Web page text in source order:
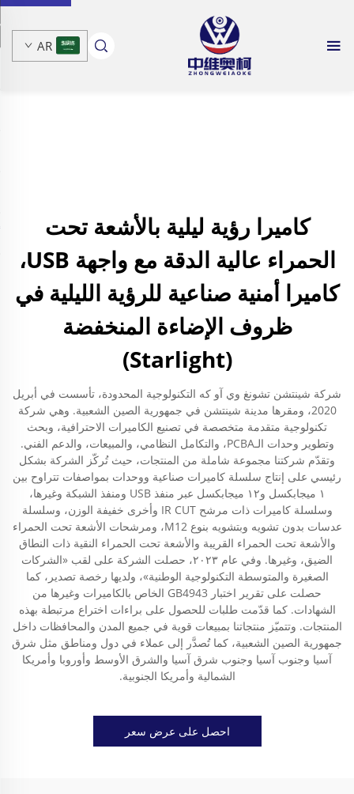
AR
كاميرا رؤية ليلية بالأشعة تحت
الحمراء عالية الدقة مع واجهة USB،
كاميرا أمنية صناعية للرؤية الليلية في
ظروف الإضاءة المنخفضة
(Starlight)
شركة شينتشن تشونغ وي آو كه التكنولوجية المحدودة، تأسست في أبريل
2020، ومقرها مدينة شينتشن في جمهورية الصين الشعبية. وهي شركة
تكنولوجية متقدمة متخصصة في تصنيع الكاميرات الاحترافية، وبحث
وتطوير وحدات الـPCBA، والتكامل النظامي، والمبيعات، والدعم الفني.
وتقدّم شركتنا مجموعة شاملة من المنتجات، حيث تُركّز الشركة بشكل
رئيسي على إنتاج سلسلة كاميرات صناعية ووحدات بمواصفات تتراوح بين
١ ميجابكسل و١٢ ميجابكسل عبر منفذ USB ومنفذ الشبكة وغيرها،
وسلسلة كاميرات ذات مرشح IR CUT وأخرى خفيفة الوزن، وسلسلة
عدسات بدون تشويه وبتشويه بنوع M12، ومرشحات الأشعة تحت الحمراء
والأشعة تحت الحمراء القريبة والأشعة تحت الحمراء النقية ذات النطاق
الضيق، وغيرها. وفي عام ٢٠٢٣، حصلت الشركة على لقب «الشركات
الصغيرة والمتوسطة التكنولوجية الوطنية»، ولديها رخصة تصدير، كما
حصلت على تقرير اختبار GB4943 الخاص بالكاميرات وغيرها من
الشهادات. كما قدّمت طلبات للحصول على براءات اختراع مرتبطة بهذه
المنتجات. وتتميّز منتجاتنا بمبيعات قوية في جميع المدن والمحافظات داخل
جمهورية الصين الشعبية، كما تُصدَّر إلى عملاء في دول ومناطق مثل شرق
آسيا وجنوب آسيا وجنوب شرق آسيا والشرق الأوسط وأوروبا وأمريكا
الشمالية وأمريكا الجنوبية.
احصل على عرض سعر